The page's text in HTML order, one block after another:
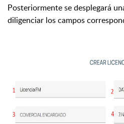
Posteriormente se desplegará
diligenciar los campos